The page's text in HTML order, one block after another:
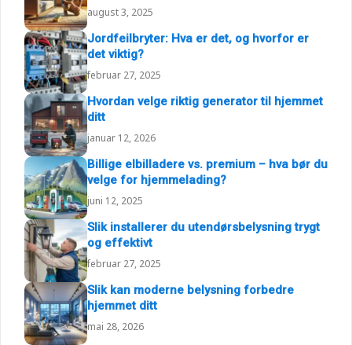
august 3, 2025
Jordfeilbryter: Hva er det, og hvorfor er
det viktig?
februar 27, 2025
Hvordan velge riktig generator til hjemmet
ditt
januar 12, 2026
Billige elbilladere vs. premium – hva bør du
velge for hjemmelading?
juni 12, 2025
Slik installerer du utendørsbelysning trygt
og effektivt
februar 27, 2025
Slik kan moderne belysning forbedre
hjemmet ditt
mai 28, 2026